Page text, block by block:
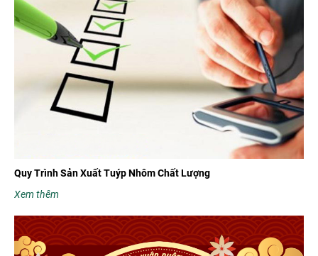
Quy Trình Sản Xuất Tuýp Nhôm Chất Lượng
Xem thêm